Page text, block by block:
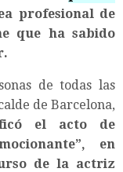
profesional de
que ha sabido
de todas las
de Barcelona,
el acto de
en
de la actriz